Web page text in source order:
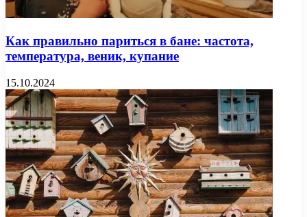
Как правильно париться в бане: частота,
температура, веник, купание
15.10.2024